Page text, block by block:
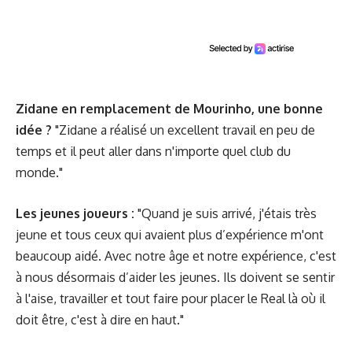
Zidane en remplacement de Mourinho, une bonne
idée ? "Zidane a réalisé un excellent travail en peu de
temps et il peut aller dans n'importe quel club du
monde."
Les jeunes joueurs : "Quand je suis arrivé, j'étais très
jeune et tous ceux qui avaient plus d’expérience m'ont
beaucoup aidé. Avec notre âge et notre expérience, c'est
à nous désormais d’aider les jeunes. Ils doivent se sentir
à l'aise, travailler et tout faire pour placer le Real là où il
doit être, c'est à dire en haut."